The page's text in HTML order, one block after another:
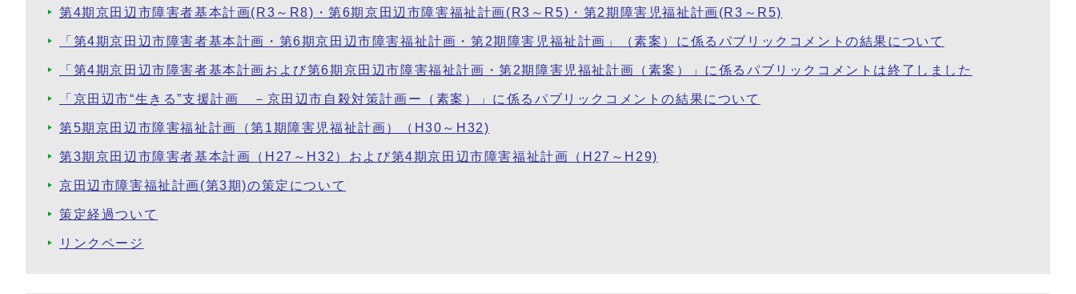
第4期京田辺市障害者基本計画(R3～R8)・第6期京田辺市障害福祉計画(R3～R5)・第2期障害児福祉計画(R3～R5)
「第4期京田辺市障害者基本計画・第6期京田辺市障害福祉計画・第2期障害児福祉計画」（素案）に係るパブリックコメントの結果について
「第4期京田辺市障害者基本計画および第6期京田辺市障害福祉計画・第2期障害児福祉計画（素案）」に係るパブリックコメントは終了しました
「京田辺市“生きる”支援計画 －京田辺市自殺対策計画ー（素案）」に係るパブリックコメントの結果について
第5期京田辺市障害福祉計画（第1期障害児福祉計画）（H30～H32)
第3期京田辺市障害者基本計画（H27～H32）および第4期京田辺市障害福祉計画（H27～H29)
京田辺市障害福祉計画(第3期)の策定について
策定経過ついて
リンクページ